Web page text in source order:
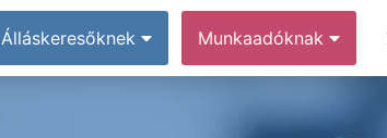
Álláskeresőknek Munkaadóknak